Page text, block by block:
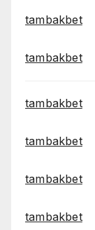
tambakbet
tambakbet
tambakbet
tambakbet
tambakbet
tambakbet